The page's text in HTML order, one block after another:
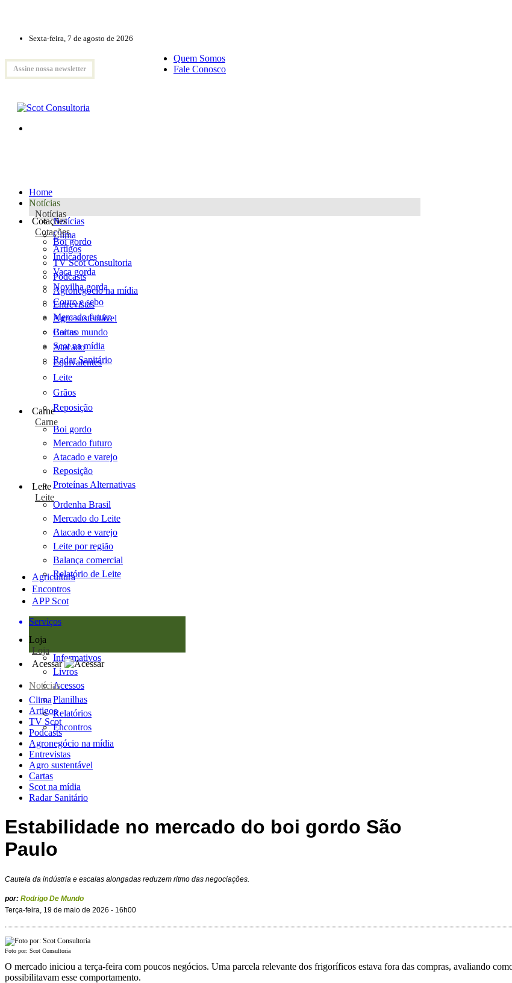
Sexta-feira, 7 de agosto de 2026
Assine nossa newsletter
Quem Somos
Fale Conosco
Home
Notícias
Notícias
Notícias
Clima
Artigos
TV Scot Consultoria
Podcasts
Agronegócio na mídia
Entrevistas
Agro sustentável
Cartas
Scot na mídia
Radar Sanitário
Cotações
Cotações
Boi gordo
Indicadores
Vaca gorda
Novilha gorda
Couro e sebo
Mercado futuro
Boi no mundo
Atacado
Equivalentes
Leite
Grãos
Reposição
Carne
Carne
Boi gordo
Mercado futuro
Atacado e varejo
Reposição
Proteínas Alternativas
Leite
Leite
Ordenha Brasil
Mercado do Leite
Atacado e varejo
Leite por região
Balança comercial
Relatório de Leite
Agricultura
Encontros
APP Scot
Serviços
Loja
Loja
Informativos
Livros
Acessos
Planilhas
Relatórios
Encontros
Acessar
Notícias
Clima
Artigos
TV Scot
Podcasts
Agronegócio na mídia
Entrevistas
Agro sustentável
Cartas
Scot na mídia
Radar Sanitário
Estabilidade no mercado do boi gordo São
Paulo
Cautela da indústria e escalas alongadas reduzem ritmo das negociações.
por: Rodrigo De Mundo
Terça-feira, 19 de maio de 2026 - 16h00
Foto por: Scot Consultoria
O mercado iniciou a terça-feira com poucos negócios. Uma parcela relevante dos frigoríficos estava fora das compras, avaliando
possibilitavam esse comportamento.